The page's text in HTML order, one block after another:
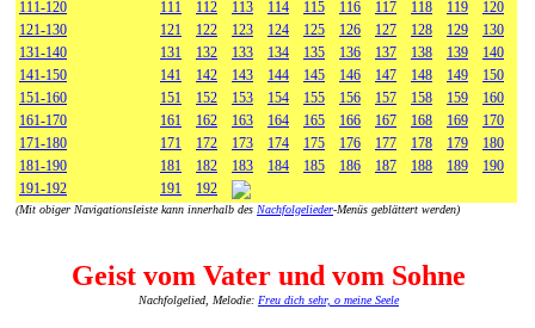
111-120
111 112 113 114 115 116 117 118 119
120
121-130
121 122 123 124 125 126 127 128 129
130
131-140
131 132 133 134 135 136 137 138 139
140
141-150
141 142 143 144 145 146 147 148 149
150
151-160
151 152 153 154 155 156 157 158 159
160
161-170
161 162 163 164 165 166 167 168 169
170
171-180
171 172 173 174 175 176 177 178 179
180
181-190
181 182 183 184 185 186 187 188 189
190
191-192
191 192
(Mit obiger Navigationsleiste kann innerhalb des Nachfolgelieder-Menüs geblättert werden)
Geist vom Vater und vom Sohne
Nachfolgelied, Melodie: Freu dich sehr, o meine Seele